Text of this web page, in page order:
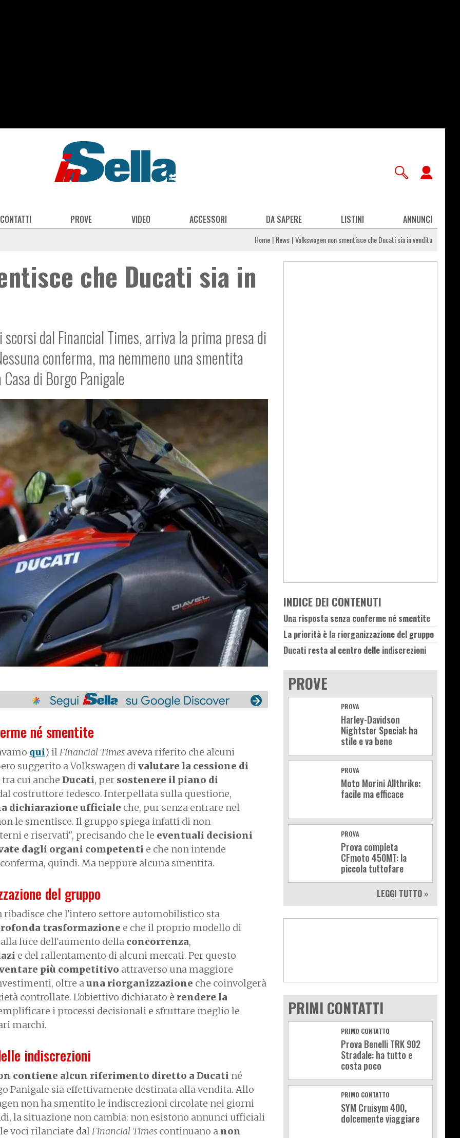
PROVE VIDEO ACCESSORI DA SAPERE LISTINI ANNUNCI
Home News Volkswagen non smentisce che Ducati sia in vendita
che Ducati sia in
dal Financial Times, arriva la prima presa di
conferma, ma nemmeno una smentita
di Borgo Panigale
né smentite
qui) ilFinancial Times aveva riferito che alcuni
suggerito a Volkswagen divalutare la cessione di
tra cui anche Ducati, per sostenere il piano di
costruttore tedesco. Interpellata sulla questione,
dichiarazione ufficiale che, pur senza entrare nel
le smentisce. Il gruppo spiega infatti di non
e riservati", precisando che le eventuali decisioni
dagli organi competenti e che non intende
quindi. Ma neppure alcuna smentita.
del gruppo
ribadisce che l'intero settore automobilistico sta
trasformazione e che il proprio modello di
luce dell'aumento della concorrenza,
e del rallentamento di alcuni mercati. Per questo
più competitivo attraverso una maggiore
oltre auna riorganizzazione che coinvolgerà
controllate. L'obiettivo dichiarato è rendere la
i processi decisionali e sfruttare meglio le
marchi.
indiscrezioni
contiene alcun riferimento diretto a Ducati né
Panigale sia effettivamente destinata alla vendita. Allo
non ha smentito le indiscrezioni circolate nei giorni
la situazione non cambia: non esistono annunci ufficiali
voci rilanciate dalFinancial Times continuano a non
INDICE DEI CONTENUTI
Una risposta senza conferme né smentite
La priorità è la riorganizzazione del gruppo
Ducati resta al centro delle indiscrezioni
PROVE
PROVA
Harley-Davidson
Nightster Special: ha
stile e va bene
PROVA
Moto Morini Allthrike:
facile ma efficace
PROVA
Prova completa
CFmoto 450MT: la
piccola tuttofare
LEGGI TUTTO »
PRIMI CONTATTI
PRIMO CONTATTO
Prova Benelli TRK 902
Stradale: ha tutto e
costa poco
PRIMO CONTATTO
SYM Cruisym 400,
dolcemente viaggiare